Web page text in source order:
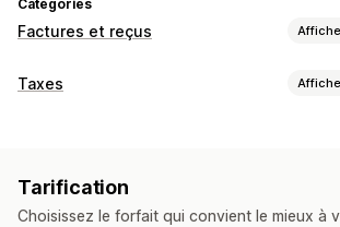
Catégories
Factures et reçus
Types de document
Bordereaux d’expédition
Taxes
Tarification
Choisissez le forfait qui convient le mieux à